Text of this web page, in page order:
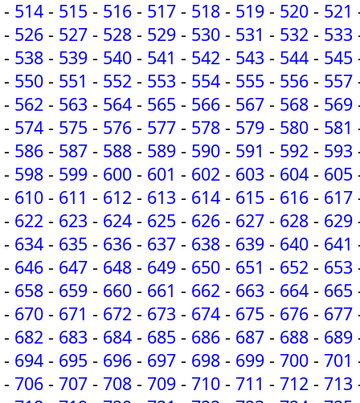
- 514 - 515 - 516 - 517 - 518 - 519 - 520 - 521
- 526 - 527 - 528 - 529 - 530 - 531 - 532 - 533
- 538 - 539 - 540 - 541 - 542 - 543 - 544 - 545
- 550 - 551 - 552 - 553 - 554 - 555 - 556 - 557
- 562 - 563 - 564 - 565 - 566 - 567 - 568 - 569
- 574 - 575 - 576 - 577 - 578 - 579 - 580 - 581
- 586 - 587 - 588 - 589 - 590 - 591 - 592 - 593
- 598 - 599 - 600 - 601 - 602 - 603 - 604 - 605
- 610 - 611 - 612 - 613 - 614 - 615 - 616 - 617
- 622 - 623 - 624 - 625 - 626 - 627 - 628 - 629
- 634 - 635 - 636 - 637 - 638 - 639 - 640 - 641
- 646 - 647 - 648 - 649 - 650 - 651 - 652 - 653
- 658 - 659 - 660 - 661 - 662 - 663 - 664 - 665
- 670 - 671 - 672 - 673 - 674 - 675 - 676 - 677
- 682 - 683 - 684 - 685 - 686 - 687 - 688 - 689
- 694 - 695 - 696 - 697 - 698 - 699 - 700 - 701
- 706 - 707 - 708 - 709 - 710 - 711 - 712 - 713